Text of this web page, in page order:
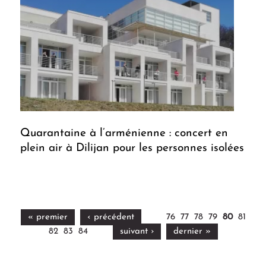
Quarantaine à l’arménienne : concert en
plein air à Dilijan pour les personnes isolées
« premier ‹ précédent 76 77 78 79 80
81
82
83 84 suivant › dernier »